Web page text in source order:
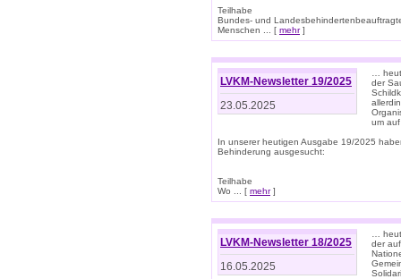
Teilhabe
Bundes- und
Menschen ... [ mehr]
LVKM-Newsletter 19/2025
23.05.2025
…
der
um
In unserer heutigen Ausgabe 19/2025
Behinderung ausgesucht:
Teilhabe
Wo ... [ mehr]
LVKM-Newsletter 18/2025
16.05.2025
…
der